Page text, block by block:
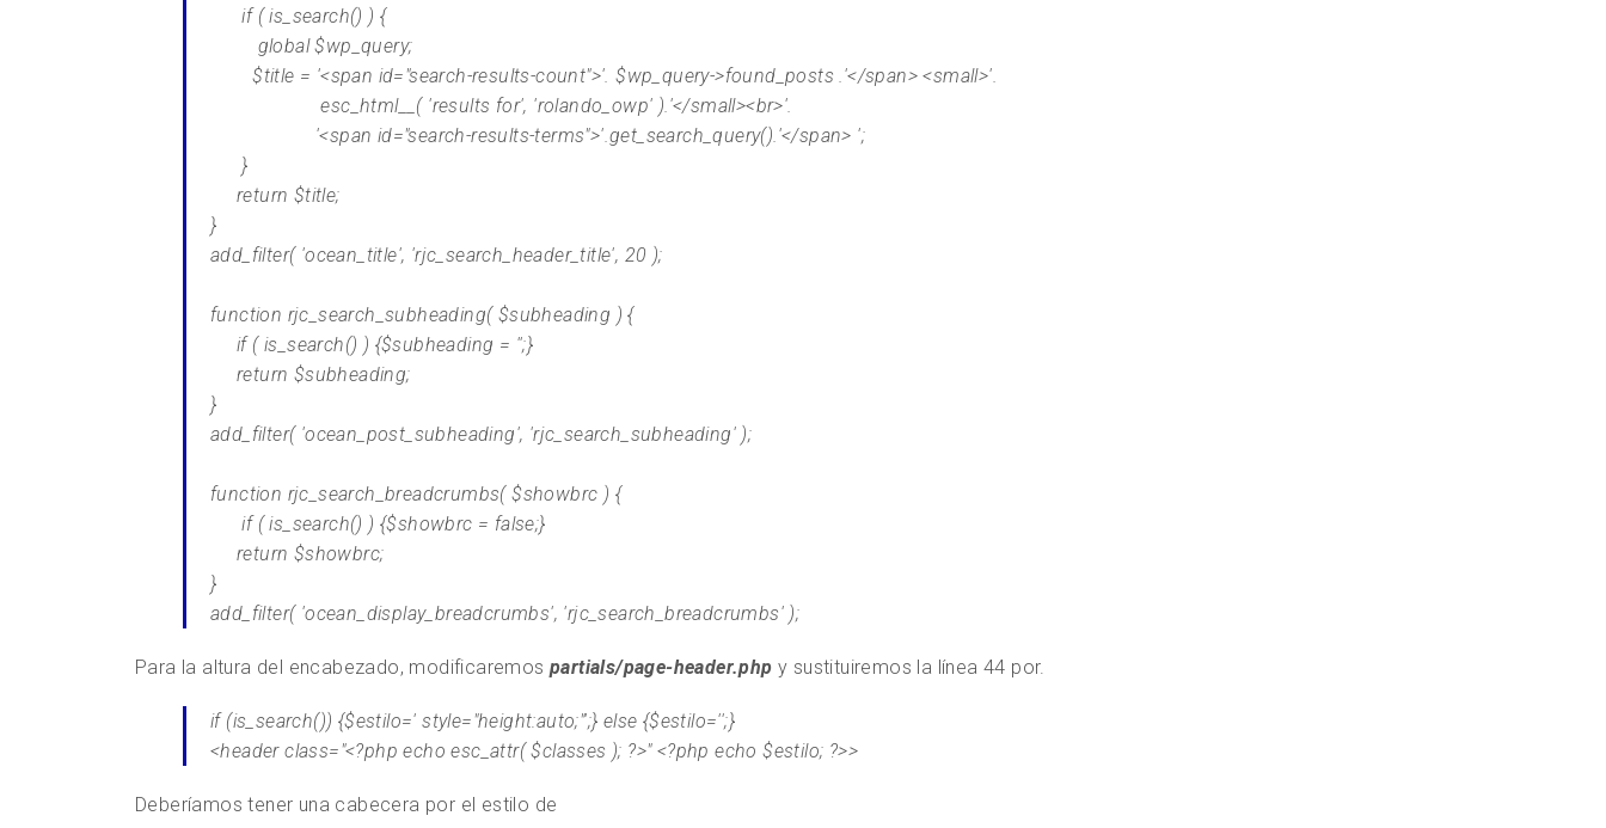
if ( is_search() ) {
global $wp_query;
$title = '<span id="search-results-count">'. $wp_query->found_posts .'</span> <small>'.
esc_html__( 'results for', 'rolando_owp' ).'</small><br>'.
'<span id="search-results-terms">'.get_search_query().'</span> ';
}
return $title;
}
add_filter( 'ocean_title', 'rjc_search_header_title', 20 );
function rjc_search_subheading( $subheading ) {
if ( is_search() ) {$subheading = '';}
return $subheading;
}
add_filter( 'ocean_post_subheading', 'rjc_search_subheading' );
function rjc_search_breadcrumbs( $showbrc ) {
if ( is_search() ) {$showbrc = false;}
return $showbrc;
}
add_filter( 'ocean_display_breadcrumbs', 'rjc_search_breadcrumbs' );
Para la altura del encabezado, modificaremos partials/page-header.php y sustituiremos la línea 44 por.
if (is_search()) {$estilo=' style="height:auto;"';} else {$estilo='';}
<header class="<?php echo esc_attr( $classes ); ?>" <?php echo $estilo; ?>>
Deberíamos tener una cabecera por el estilo de